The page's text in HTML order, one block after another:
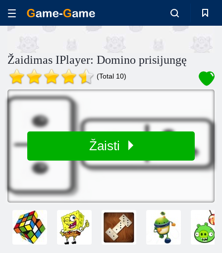
Žaidimas IPlayer: Domino prisijungę
(Total 10)
Žaisti